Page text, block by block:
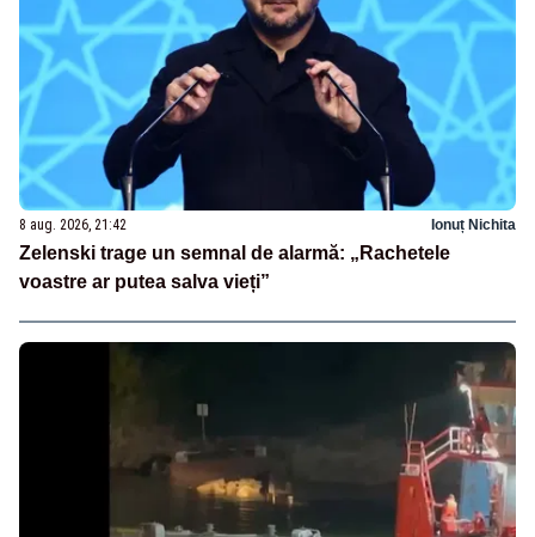
8 aug. 2026, 21:42 Ionuț Nichita
Zelenski trage un semnal de alarmă: „Rachetele
voastre ar putea salva vieți”